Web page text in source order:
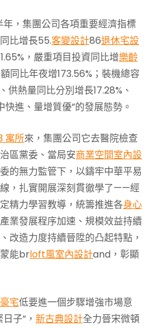
，集團公司各項重要經濟指標
比增長55.客變設計86退休宅設
，嚴重項目投資同比增樂齡
同比年夜增173.56%；裝機總容
供熱量同比分別增長17.28%、
快進、量增質優”的發展態勢。
寓所來，集團公司它去醫院檢查
區黨委、當局安商業空間室內設
的無力監管下，以鑄牢中華平易
，扎實開展深刻貫徹學了——經
精力學習教導，統籌推進各身心
業發展程序加速、規模效益持續
改造力度持續晉陞的凸起特點，
能brloft風室內設計and，彰顯
宅低要進一個步驟增強市場意
子”， 新古典設計全力晉宋微頓